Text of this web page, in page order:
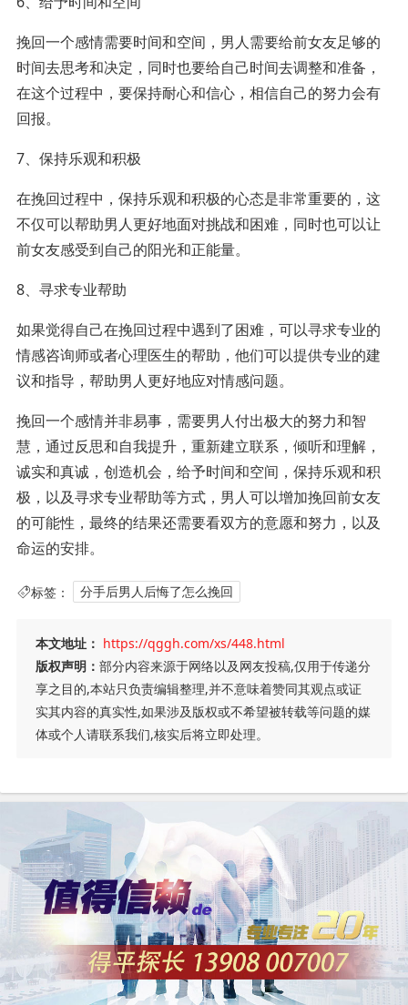
挽回一个感情需要时间和空间，男人需要给前女友足够的
时间去思考和决定，同时也要给自己时间去调整和准备，
在这个过程中，要保持耐心和信心，相信自己的努力会有
回报。
7、保持乐观和积极
在挽回过程中，保持乐观和积极的心态是非常重要的，这
不仅可以帮助男人更好地面对挑战和困难，同时也可以让
前女友感受到自己的阳光和正能量。
8、寻求专业帮助
如果觉得自己在挽回过程中遇到了困难，可以寻求专业的
情感咨询师或者心理医生的帮助，他们可以提供专业的建
议和指导，帮助男人更好地应对情感问题。
挽回一个感情并非易事，需要男人付出极大的努力和智
慧，通过反思和自我提升，重新建立联系，倾听和理解，
诚实和真诚，创造机会，给予时间和空间，保持乐观和积
极，以及寻求专业帮助等方式，男人可以增加挽回前女友
的可能性，最终的结果还需要看双方的意愿和努力，以及
命运的安排。
标签： 分手后男人后悔了怎么挽回
本文地址： https://qggh.com/xs/448.html
版权声明： 部分内容来源于网络以及网友投稿,仅用于传递分
享之目的,本站只负责编辑整理,并不意味着赞同其观点或证
实其内容的真实性,如果涉及版权或不希望被转载等问题的媒
体或个人请联系我们,核实后将立即处理。